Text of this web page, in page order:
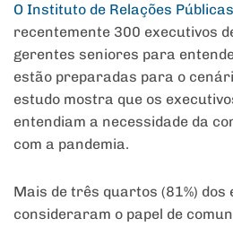
O Instituto de Relações
recentemente 300 executivos
gerentes seniores para
estão preparadas para o
estudo mostra que os
entendiam a necessidade da
com a pandemia.
Mais de três quartos (81%) dos
consideraram o papel de